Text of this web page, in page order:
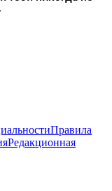
Правила
Редакционная